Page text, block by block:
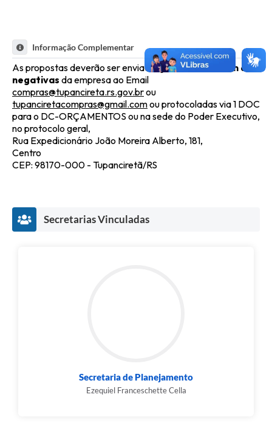
Informação Complementar
As propostas deverão ser enviadasjuntamente com as
negativas da empresa ao Email
compras@tupancireta.rs.gov.brou
tupanciretacompras@gmail.comou protocoladas via 1 DOC
para o DC-ORÇAMENTOS ou na sede do Poder Executivo,
no protocolo geral,
Rua Expedicionário João Moreira Alberto, 181,
Centro
CEP: 98170-000 - Tupanciretã/RS
Secretarias Vinculadas
Secretaria de Planejamento
Ezequiel Franceschette Cella